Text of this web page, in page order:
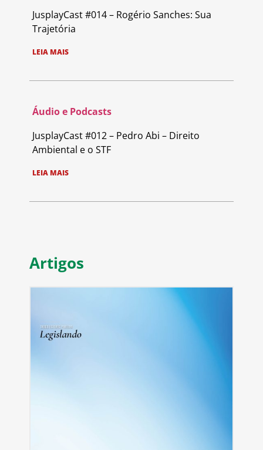
JusplayCast #014 – Rogério Sanches: Sua
Trajetória
LEIA MAIS
Áudio e Podcasts
JusplayCast #012 – Pedro Abi – Direito
Ambiental e o STF
LEIA MAIS
Artigos